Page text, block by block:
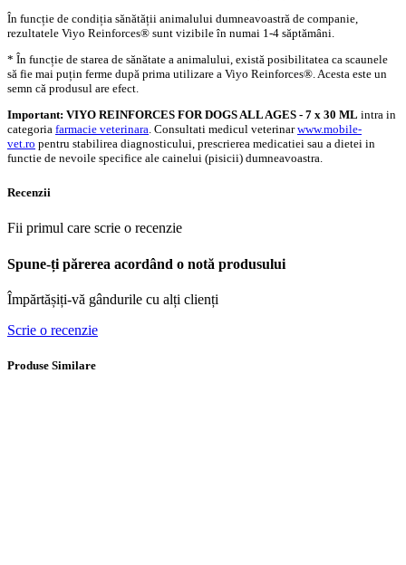
În funcție de condiția sănătății animalului dumneavoastră de companie,
rezultatele Viyo Reinforces® sunt vizibile în numai 1-4 săptămâni.
* În funcție de starea de sănătate a animalului, există posibilitatea ca scaunele
să fie mai puțin ferme după prima utilizare a Viyo Reinforces®. Acesta este un
semn că produsul are efect.
Important: VIYO REINFORCES FOR DOGS ALL AGES - 7 x 30 ML intra in
categoria farmacie veterinara. Consultati medicul veterinarwww.mobile-
vet.ro pentru stabilirea diagnosticului, prescrierea medicatiei sau a dietei in
functie de nevoile specifice ale cainelui (pisicii) dumneavoastra.
Recenzii
Fii primul care scrie o recenzie
Spune-ți părerea acordând o notă produsului
Împărtășiți-vă gândurile cu alți clienți
Scrie o recenzie
Produse Similare